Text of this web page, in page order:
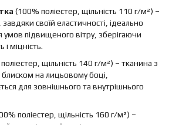
(100% поліестер, щільність 110 г/м²) –
своїй еластичності, ідеально
умов підвищеного вітру, зберігаючи
і міцність.
щільність 140 г/м²) – тканина з
на лицьовому боці,
для зовнішнього та внутрішнього
поліестер, щільність 160 г/м²) –